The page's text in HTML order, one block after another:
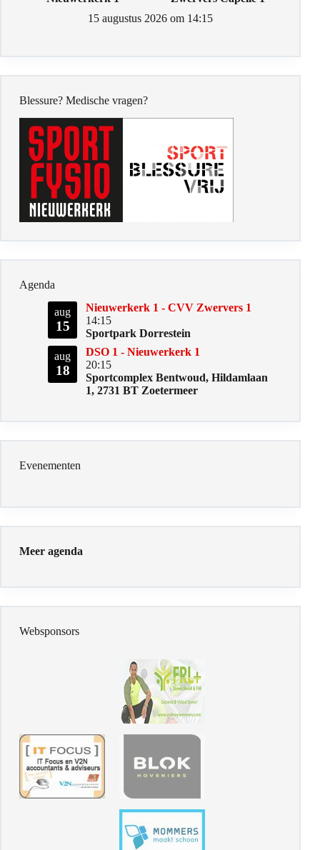
15 augustus 2026 om 14:15
Blessure? Medische vragen?
Agenda
aug
15
Nieuwerkerk 1 - CVV Zwervers 1
14:15
Sportpark Dorrestein
aug
18
DSO 1 - Nieuwerkerk 1
20:15
Sportcomplex Bentwoud, Hildamlaan
1, 2731 BT Zoetermeer
Evenementen
Meer agenda
Websponsors